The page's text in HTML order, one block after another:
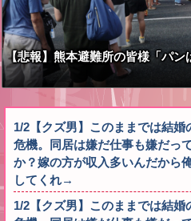
【悲報】熊本避難所の皆様「パ
1/2【クズ男】このままでは結
危機。同居は嫌だ仕事も嫌だっ
か？嫁の方が収入多いんだから
してくれ→
1/2【クズ男】このままでは結